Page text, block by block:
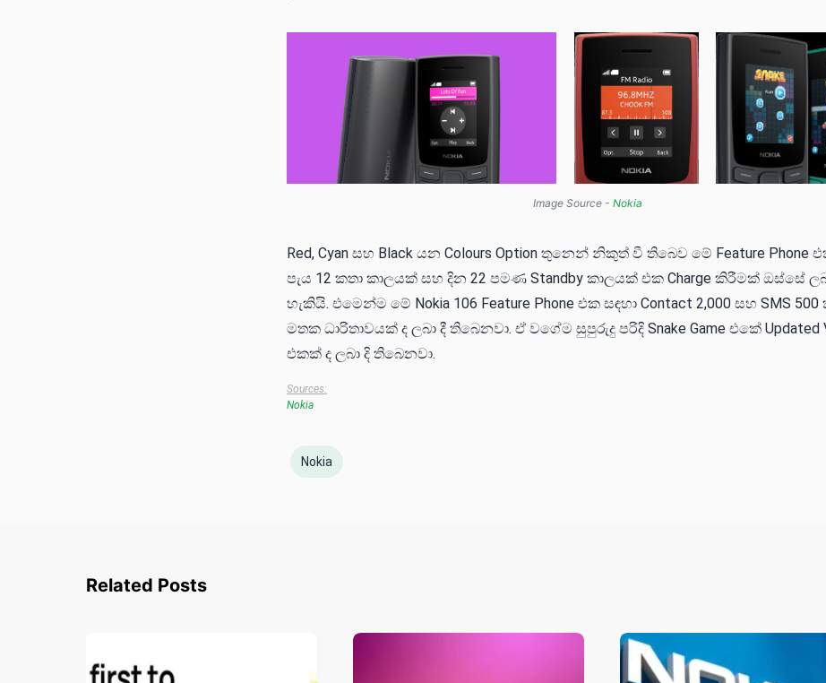
Image Source - Nokia
Red, Cyan සහ Black යන Colours Option තුනෙන් නිකුත් වී තිබෙව මේ Feature Phone
පැය 12 කතා කාලයක් සහ දින 22 පමණ Standby කාලයක් එක Charge කිරීමක් ඔස්සේ
හැකියි. එමෙන්ම මේ Nokia 106 Feature Phone එක සඳහා Contact 2,000 සහ SMS
මතක ධාරිතාවයක් ද ලබා දී තිබෙනවා. ඒ වගේම සුපුරුදු පරිදි Snake Game එකේ Updated
එකක් ද ලබා දි තිබෙනවා.
Sources:
Nokia
Nokia
Related Posts